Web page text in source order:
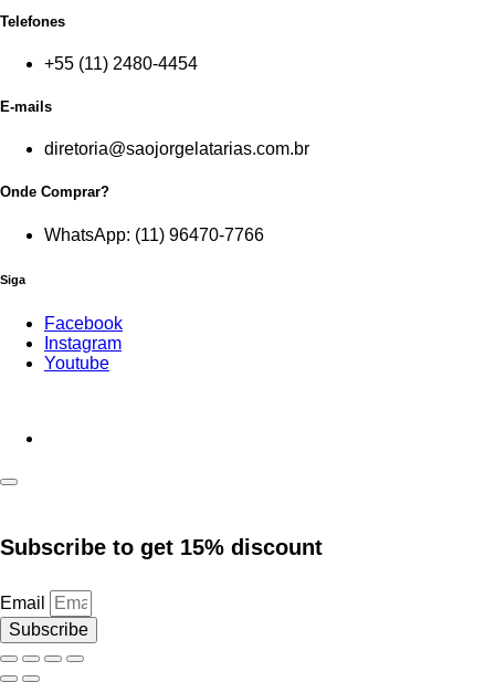
Telefones
+55 (11) 2480-4454
E-mails
diretoria@saojorgelatarias.com.br
Onde Comprar?
WhatsApp: (11) 96470-7766
Siga
Facebook
Instagram
Youtube
Subscribe to get 15% discount
Email
Subscribe